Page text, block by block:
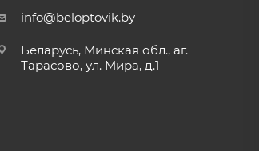
info@beloptovik.by
Беларусь, Минская обл., аг.
Тарасово, ул. Мира, д.1